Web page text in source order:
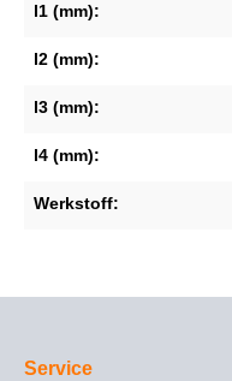
l1 (mm):
l2 (mm):
l3 (mm):
l4 (mm):
Werkstoff:
Service